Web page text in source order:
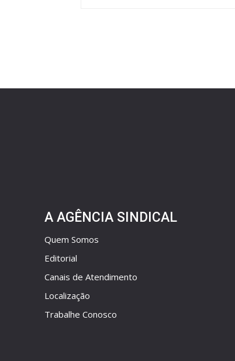
A AGÊNCIA SINDICAL
Quem Somos
Editorial
Canais de Atendimento
Localização
Trabalhe Conosco